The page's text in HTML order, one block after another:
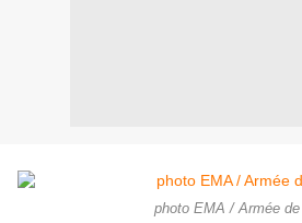
photo EMA / Armée de